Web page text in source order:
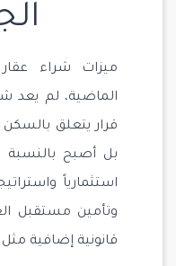
ميزات شراء
الماضية، لم يعد
قرار يتعلق بالسكن
بل أصبح بالنسبة
استثمارياً
وتأمين مستقبل
قانونية إضافية